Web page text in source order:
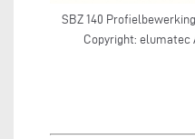
SBZ 140
Copyright: elumatec